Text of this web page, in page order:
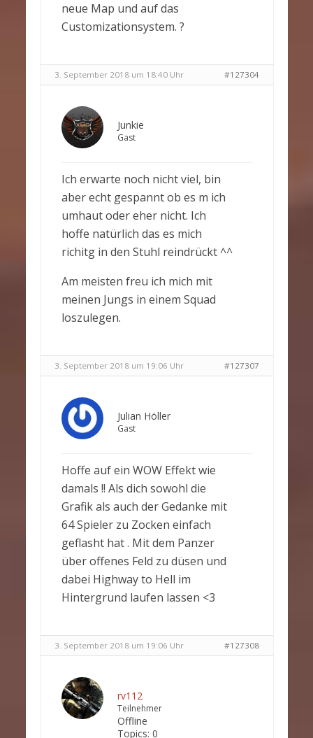
neue Map und auf das
Customizationsystem. ?
3. September 2018 um 18:40 Uhr #127304
Junkie
Gast
Ich erwarte noch nicht viel, bin
aber echt gespannt ob es m ich
umhaut oder eher nicht. Ich
hoffe natürlich das es mich
richitg in den Stuhl reindrückt ^^
Am meisten freu ich mich mit
meinen Jungs in einem Squad
loszulegen.
3. September 2018 um 19:06 Uhr #127307
Julian Höller
Gast
Hoffe auf ein WOW Effekt wie
damals !! Als dich sowohl die
Grafik als auch der Gedanke mit
64 Spieler zu Zocken einfach
geflasht hat . Mit dem Panzer
über offenes Feld zu düsen und
dabei Highway to Hell im
Hintergrund laufen lassen <3
3. September 2018 um 19:06 Uhr #127308
rv112
Teilnehmer
Offline
Topics: 0